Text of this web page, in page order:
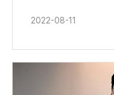
2022-08-11